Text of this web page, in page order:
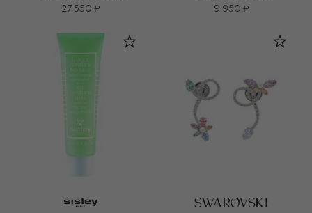
27 550 ₽
9 950 ₽